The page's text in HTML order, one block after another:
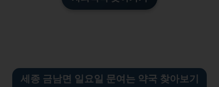
세종 금남면 일요일 문여는 약국 찾아보기